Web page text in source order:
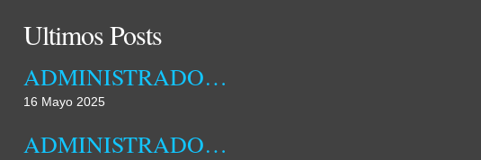
Ultimos Posts
ADMINISTRADORA MUNICIPAL DA DAMBA RECEBEU ONTEM TÉCNICOS DA EMPRESA OSSIYETO
16 Mayo 2025
ADMINISTRADORA MUNICIPAL DA DAMBA REALIZOU HOJE JORNADA DE CAMPO